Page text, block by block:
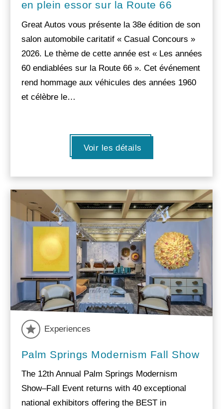
en plein essor sur la Route 66
Great Autos vous présente la 38e édition de son
salon automobile caritatif « Casual Concours »
2026. Le thème de cette année est « Les années
60 endiablées sur la Route 66 ». Cet événement
rend hommage aux véhicules des années 1960
et célèbre le…
Voir les détails
Experiences
Palm Springs Modernism Fall Show
The 12th Annual Palm Springs Modernism
Show–Fall Event returns with 40 exceptional
national exhibitors offering the BEST in